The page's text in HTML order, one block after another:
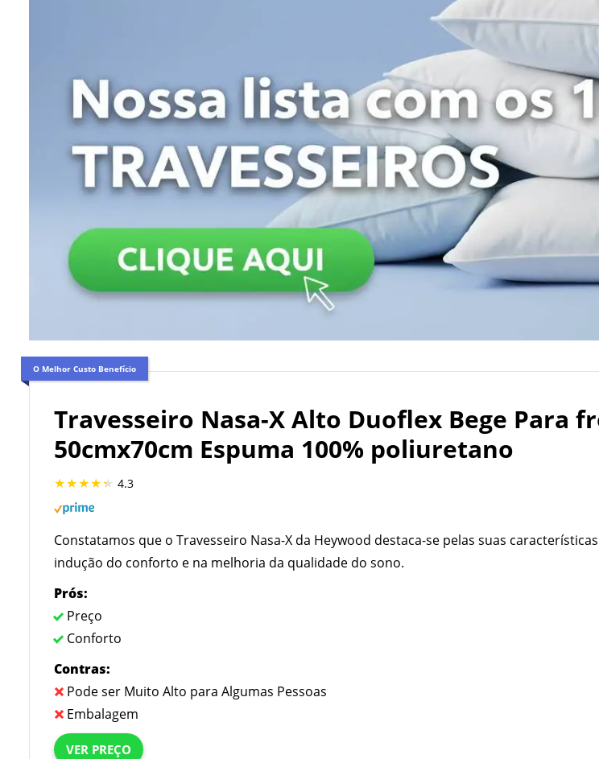
O Melhor Custo Benefício
Travesseiro Nasa-X Alto Duoflex Bege Para
50cmx70cm Espuma 100% poliuretano
4.3
Constatamos que o Travesseiro Nasa-X da Heywood destaca-se pelas suas
indução do conforto e na melhoria da qualidade do sono.
Prós:
Preço
Conforto
Contras:
Pode ser Muito Alto para Algumas Pessoas
Embalagem
VER PREÇO